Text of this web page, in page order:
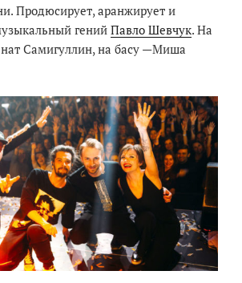
Продюсирует, аранжирует и
гений Павло Шевчук. На
Самигуллин, на басу —Миша